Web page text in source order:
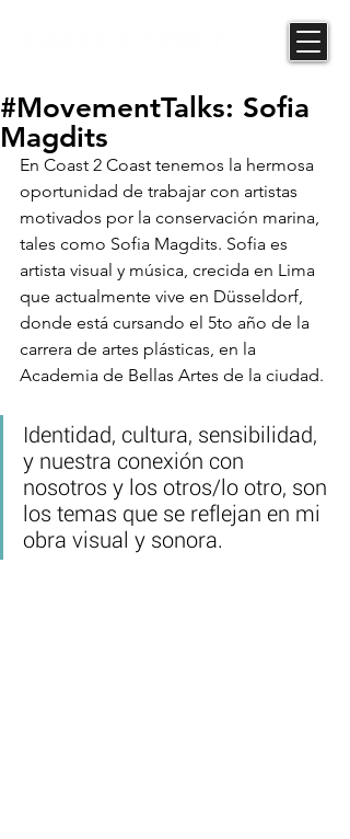
#MovementTalks: Sofia
Magdits
En Coast 2 Coast tenemos la hermosa
oportunidad de trabajar con artistas
motivados por la conservación marina,
tales como Sofia Magdits. Sofia es
artista visual y música, crecida en Lima
que actualmente vive en Düsseldorf,
donde está cursando el 5to año de la
carrera de artes plásticas, en la
Academia de Bellas Artes de la ciudad.
Identidad, cultura, sensibilidad,
y nuestra conexión con
nosotros y los otros/lo otro, son
los temas que se reflejan en mi
obra visual y sonora.